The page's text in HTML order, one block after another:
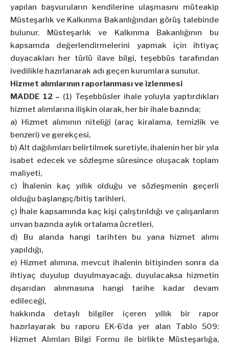
yapılan başvuruların kendilerine ulaşmasını müteakip
Müsteşarlık ve Kalkınma Bakanlığından görüş talebinde
bulunur. Müsteşarlık ve Kalkınma Bakanlığının bu
kapsamda değerlendirmelerini yapmak için ihtiyaç
duyacakları her türlü ilave bilgi, teşebbüs tarafından
ivedilikle hazırlanarak adı geçen kurumlara sunulur.
Hizmet alımlarının raporlanması ve izlenmesi
MADDE 12 – (1) Teşebbüsler ihale yoluyla yaptırdıkları
hizmet alımlarına ilişkin olarak, her bir ihale bazında;
a) Hizmet alımının niteliği (araç kiralama, temizlik ve
benzeri) ve gerekçesi,
b) Alt dağılımları belirtilmek suretiyle, ihalenin her bir yıla
isabet edecek ve sözleşme süresince oluşacak toplam
maliyeti,
c) İhalenin kaç yıllık olduğu ve sözleşmenin geçerli
olduğu başlangıç/bitiş tarihleri,
ç) İhale kapsamında kaç kişi çalıştırıldığı ve çalışanların
unvan bazında aylık ortalama ücretleri,
d) Bu alanda hangi tarihten bu yana hizmet alımı
yapıldığı,
e) Hizmet alımına, mevcut ihalenin bitişinden sonra da
ihtiyaç duyulup duyulmayacağı, duyulacaksa hizmetin
dışarıdan alınmasına hangi tarihe kadar devam
edileceği,
hakkında detaylı bilgiler içeren yıllık bir rapor
hazırlayarak bu raporu EK-6’da yer alan Tablo 509:
Hizmet Alımları Bilgi Formu ile birlikte Müsteşarlığa,